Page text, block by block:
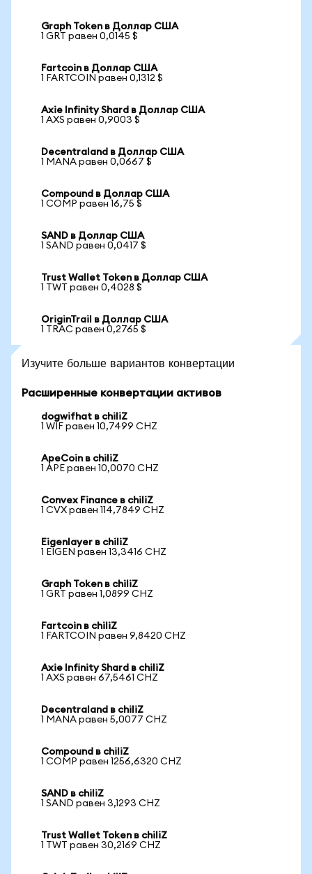
Graph Token в Доллар США
1 GRT равен 0,0145 $
Fartcoin в Доллар США
1 FARTCOIN равен 0,1312 $
Axie Infinity Shard в Доллар США
1 AXS равен 0,9003 $
Decentraland в Доллар США
1 MANA равен 0,0667 $
Compound в Доллар США
1 COMP равен 16,75 $
SAND в Доллар США
1 SAND равен 0,0417 $
Trust Wallet Token в Доллар США
1 TWT равен 0,4028 $
OriginTrail в Доллар США
1 TRAC равен 0,2765 $
Изучите больше вариантов конвертации
Расширенные конвертации активов
dogwifhat в chiliZ
1 WIF равен 10,7499 CHZ
ApeCoin в chiliZ
1 APE равен 10,0070 CHZ
Convex Finance в chiliZ
1 CVX равен 114,7849 CHZ
Eigenlayer в chiliZ
1 EIGEN равен 13,3416 CHZ
Graph Token в chiliZ
1 GRT равен 1,0899 CHZ
Fartcoin в chiliZ
1 FARTCOIN равен 9,8420 CHZ
Axie Infinity Shard в chiliZ
1 AXS равен 67,5461 CHZ
Decentraland в chiliZ
1 MANA равен 5,0077 CHZ
Compound в chiliZ
1 COMP равен 1256,6320 CHZ
SAND в chiliZ
1 SAND равен 3,1293 CHZ
Trust Wallet Token в chiliZ
1 TWT равен 30,2169 CHZ